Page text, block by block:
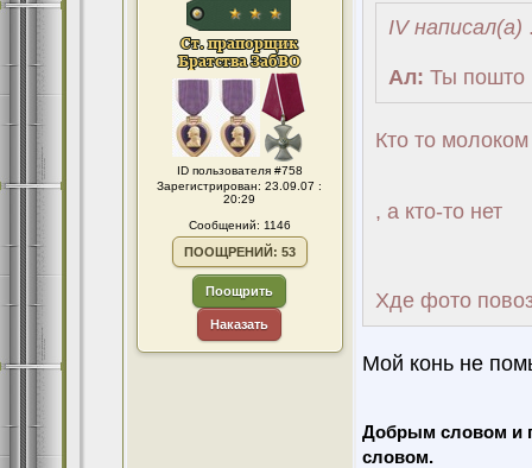
ID пользователя #758
Зарегистрирован: 23.09.07 :
20:29
Сообщений: 1146
ПООЩРЕНИЙ: 53
Поощрить
Наказать
IV написал(а)
Ал: Ты пошто
Кто то молоком
, а кто-то нет
Хде фото
Мой конь не
Добрым словом и
словом.